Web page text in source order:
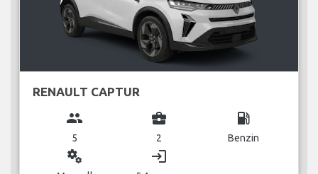
RENAULT CAPTUR
group
5
business_center
2
local_gas_station
Benzin
miscellaneous_services login